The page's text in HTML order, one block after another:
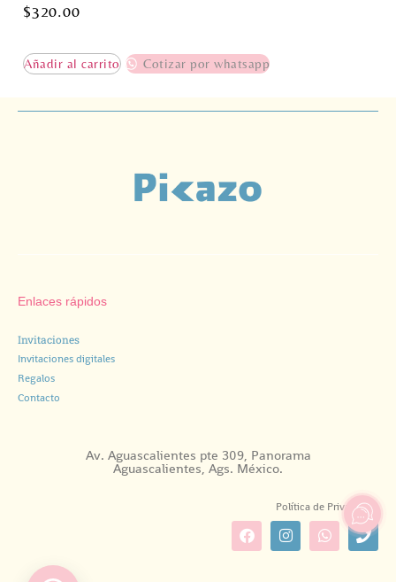
$320.00
Añadir al carrito Cotizar por whatsapp
Enlaces rápidos
Invitaciones
Invitaciones digitales
Regalos
Contacto
Av. Aguascalientes pte 309, Panorama
Aguascalientes, Ags. México.
Política de Privacidad.